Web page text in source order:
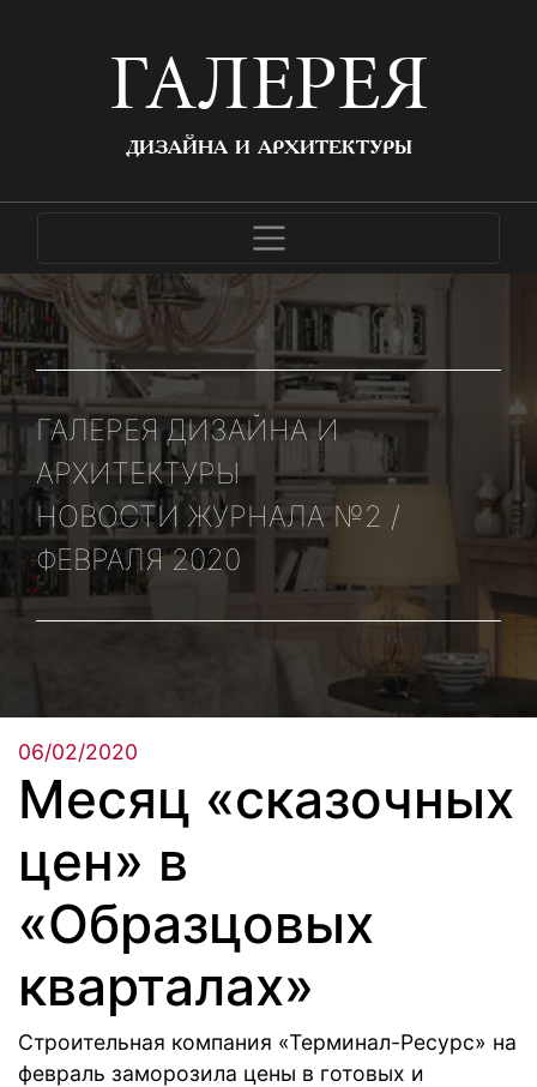
ГАЛЕРЕЯ
ДИЗАЙНА И АРХИТЕКТУРЫ
ГАЛЕРЕЯ ДИЗАЙНА И
АРХИТЕКТУРЫ
НОВОСТИ ЖУРНАЛА №2 /
ФЕВРАЛЯ 2020
06/02/2020
Месяц «сказочных
цен» в
«Образцовых
кварталах»
Строительная компания «Терминал-Ресурс» на
февраль заморозила цены в готовых и